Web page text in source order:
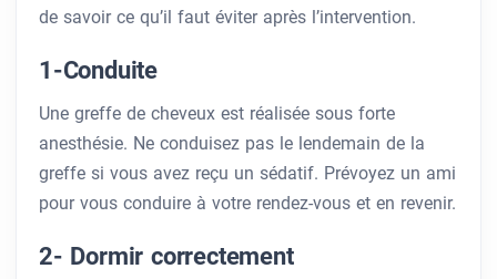
de savoir ce qu’il faut éviter après l’intervention.
1-Conduite
Une greffe de cheveux est réalisée sous forte
anesthésie. Ne conduisez pas le lendemain de la
greffe si vous avez reçu un sédatif. Prévoyez un ami
pour vous conduire à votre rendez-vous et en revenir.
2- Dormir correctement